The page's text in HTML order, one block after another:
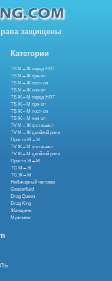
защищены
Категории
TS М→Ж перед HRT
TS М→Ж пре-оп
TS М→Ж пост-оп
TS М→Ж нон-оп
TS Ж→М перед HRT
TS Ж→М пре-оп
TS Ж→М пост-оп
TS Ж→М нон-оп
TV М→Ж фетишист
TV М→Ж двойной роли
Просто М→Ж
TV Ж→М фетишист
TV Ж→М двойной роли
Просто Ж→М
TG М→Ж
TG Ж→М
Небинарный человек
Genderfluid
Drag Queen
Drag King
Женщины
Мужчины